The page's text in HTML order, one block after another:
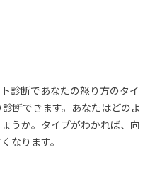
診断であなたの怒り方のタイ
断できます。あなたはどのよ
うか。タイプがわかれば、向
なります。